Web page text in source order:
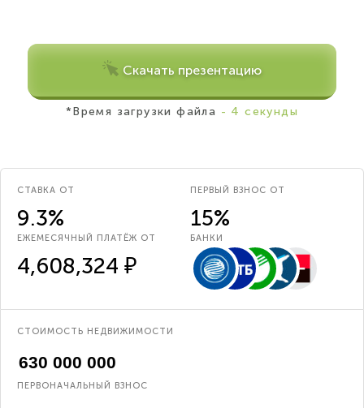
Скачать презентацию
*Время загрузки файла - 4 секунды
СТАВКА ОТ
9.3%
ПЕРВЫЙ ВЗНОС ОТ
15%
ЕЖЕМЕСЯЧНЫЙ ПЛАТЁЖ ОТ
4,608,324 ₽
БАНКИ
СТОИМОСТЬ НЕДВИЖИМОСТИ
ПЕРВОНАЧАЛЬНЫЙ ВЗНОС